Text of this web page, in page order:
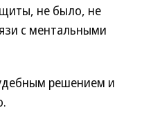
не было, не
с ментальными
решением и